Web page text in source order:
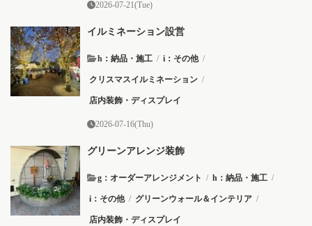
2026-07-21(Tue)
イルミネーション設営
h：納品・施工 / i：その他 /
クリスマスイルミネーション /
店内装飾・ディスプレイ
2026-07-16(Thu)
グリーンアレンジ装飾
g：オーダーアレンジメント / h：納品・施工 /
i：その他 / グリーンウォール＆インテリア /
店内装飾・ディスプレイ